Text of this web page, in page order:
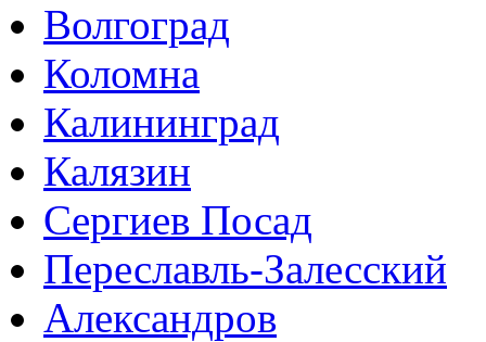
Волгоград
Коломна
Калининград
Калязин
Сергиев Посад
Переславль-Залесский
Александров